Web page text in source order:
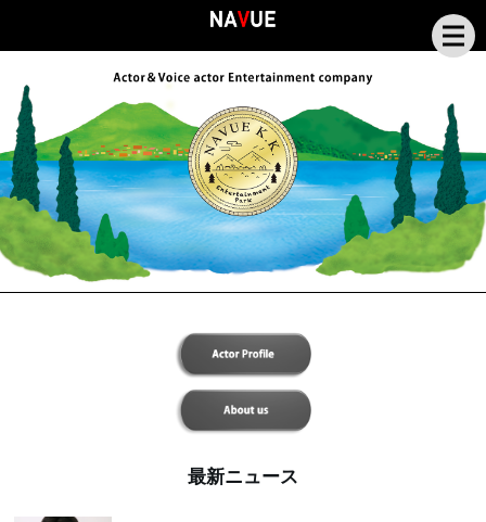
About Us News Contact
最新ニュース